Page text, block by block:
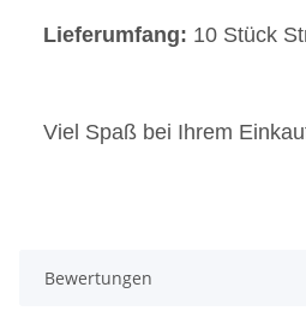
Lieferumfang: 10 Stück
Viel Spaß bei Ihrem
Bewertungen